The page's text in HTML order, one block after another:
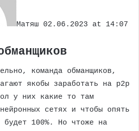
Матяш 02.06.2023 at 14:07
команда обманщиков,
якобы заработать на p2p
у них какие то там
сетях и чтобы опять
будет 100%. Но чтоже на